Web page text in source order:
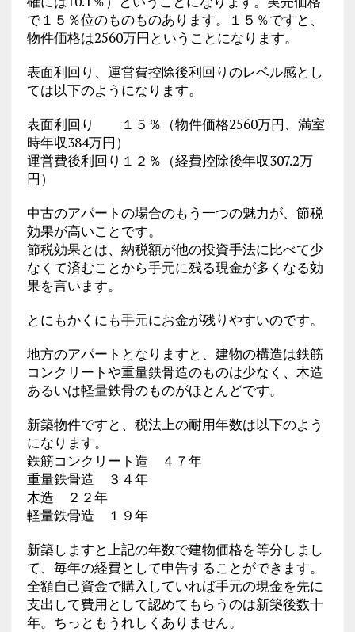
で１５％位のものものあります。１５％ですと、
物件価格は2560万円ということになります。
表面利回り、運営費控除後利回りのレベル感とし
ては以下のようになります。
表面利回り １５％（物件価格2560万円、満室
時年収384万円）
運営費後利回り１２％（経費控除後年収307.2万
円）
中古のアパートの場合のもう一つの魅力が、節税
効果が高いことです。
節税効果とは、納税額が他の投資手法に比べて少
なくて済むことから手元に残る現金が多くなる効
果を言います。
とにもかくにも手元にお金が残りやすいのです。
地方のアパートとなりますと、建物の構造は鉄筋
コンクリートや重量鉄骨造のものは少なく、木造
あるいは軽量鉄骨のものがほとんどです。
新築物件ですと、税法上の耐用年数は以下のよう
になります。
鉄筋コンクリート造 ４７年
重量鉄骨造 ３４年
木造 ２２年
軽量鉄骨造 １９年
新築しますと上記の年数で建物価格を等分しまし
て、毎年の経費として申告することができます。
全額自己資金で購入していれば手元の現金を先に
支出して費用として認めてもらうのは新築後数十
年。ちっともうれしくありません。